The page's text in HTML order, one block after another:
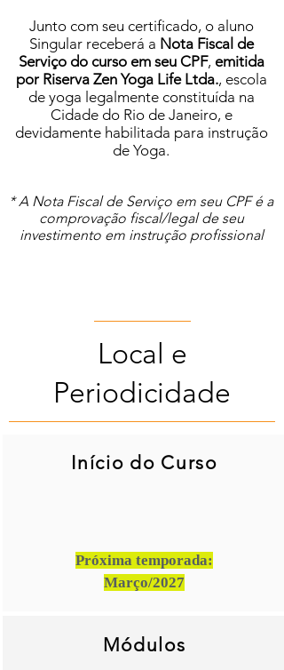
Junto com seu certificado, o aluno
Singular receberá a Nota Fiscal de
Serviço do curso em seu CPF, emitida
por Riserva Zen Yoga Life Ltda., escola
de yoga legalmente constituída na
Cidade do Rio de Janeiro, e
devidamente habilitada para instrução
de Yoga.
* A Nota Fiscal de Serviço em seu CPF é a
comprovação fiscal/legal de seu
investimento em instrução profissional
Local e
Periodicidade
Início do Curso
Próxima temporada:
Março/2027
Módulos